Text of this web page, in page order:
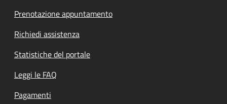
Prenotazione appuntamento
Richiedi assistenza
Statistiche del portale
Leggi le FAQ
Pagamenti